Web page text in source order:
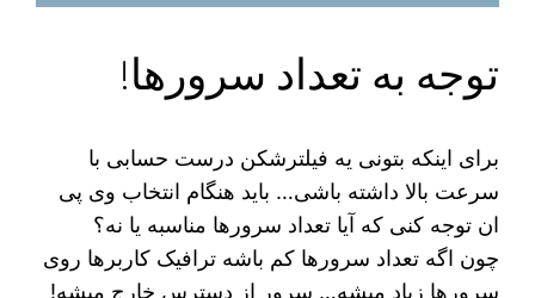
توجه به تعداد سرورها!
برای اینکه بتونی یه فیلترشکن درست حسابی با
سرعت بالا داشته باشی… باید هنگام انتخاب وی پی
ان توجه کنی که آیا تعداد سرورها مناسبه یا نه؟
چون اگه تعداد سرورها کم باشه ترافیک کاربرها روی
سرورها زیاد میشه… سرور از دسترس خارج میشه!